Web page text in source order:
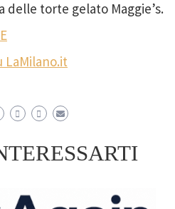
torte gelato Maggie’s.
LaMilano.it